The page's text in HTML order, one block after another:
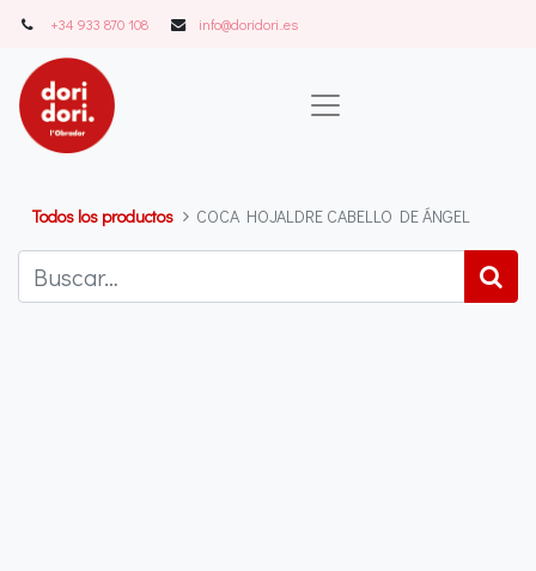
+34 933 870 108 info@doridori..es
Todos los productos COCA HOJALDRE CABELLO DE ÁNGEL